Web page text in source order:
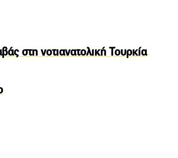
στη νοτιανατολική Τουρκία